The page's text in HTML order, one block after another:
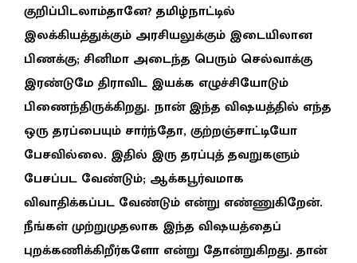
குறிப்பிடலாம்தானே? தமிழ்நாட்டில்
இலக்கியத்துக்கும் அரசியலுக்கும் இடையிலான
பிணக்கு; சினிமா அடைந்த பெரும் செல்வாக்கு
இரண்டுமே திராவிட இயக்க எழுச்சியோடும்
பிணைந்திருக்கிறது. நான் இந்த விஷயத்தில் எந்த
ஒரு தரப்பையும் சார்ந்தோ, குற்றஞ்சாட்டியோ
பேசவில்லை. இதில் இரு தரப்புத் தவறுகளும்
பேசப்பட வேண்டும்; ஆக்கபூர்வமாக
விவாதிக்கப்பட வேண்டும் என்று எண்ணுகிறேன்.
நீங்கள் முற்றுமுதலாக இந்த விஷயத்தைப்
புறக்கணிக்கிறீர்களோ என்று தோன்றுகிறது. தான்